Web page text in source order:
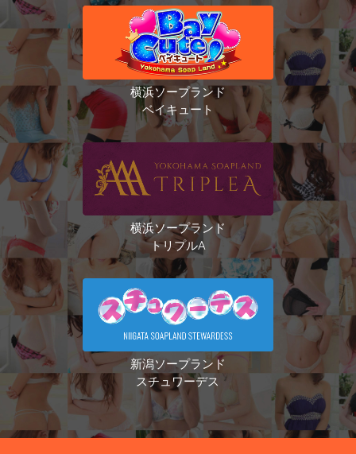
横浜ソープランド
ベイキュート
横浜ソープランド
トリプルA
新潟ソープランド
スチュワーデス